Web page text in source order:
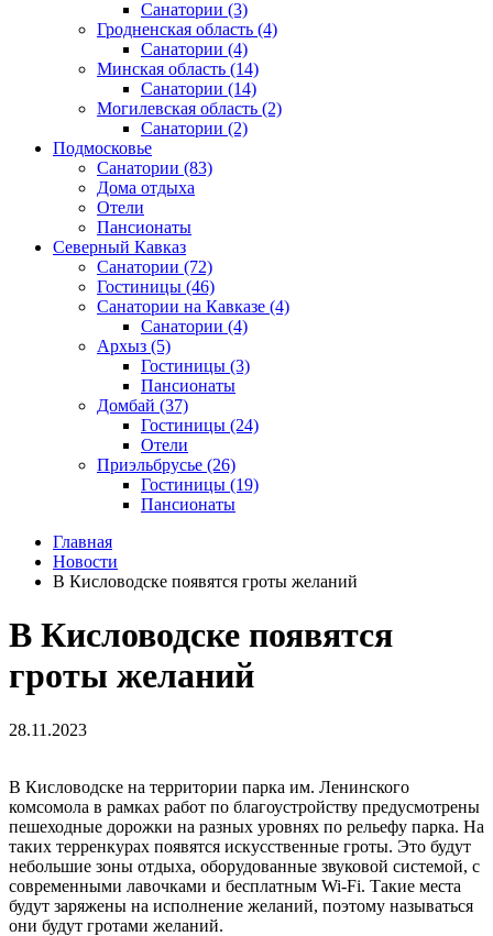
Санатории (3)
Гродненская область (4)
Санатории (4)
Минская область (14)
Санатории (14)
Могилевская область (2)
Санатории (2)
Подмосковье
Санатории (83)
Дома отдыха
Отели
Пансионаты
Северный Кавказ
Санатории (72)
Гостиницы (46)
Санатории на Кавказе (4)
Санатории (4)
Архыз (5)
Гостиницы (3)
Пансионаты
Домбай (37)
Гостиницы (24)
Отели
Приэльбрусье (26)
Гостиницы (19)
Пансионаты
Главная
Новости
В Кисловодске появятся гроты желаний
В Кисловодске появятся
гроты желаний
28.11.2023
В Кисловодске на территории парка им. Ленинского
комсомола в рамках работ по благоустройству предусмотрены
пешеходные дорожки на разных уровнях по рельефу парка. На
таких терренкурах появятся искусственные гроты. Это будут
небольшие зоны отдыха, оборудованные звуковой системой, с
современными лавочками и бесплатным Wi-Fi. Такие места
будут заряжены на исполнение желаний, поэтому называться
они будут гротами желаний.